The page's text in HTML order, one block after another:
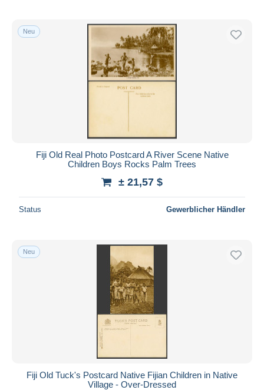
Neu
Fiji Old Real Photo Postcard A River Scene Native
Children Boys Rocks Palm Trees
± 21,57 $
Status Gewerblicher Händler
Neu
Fiji Old Tuck's Postcard Native Fijian Children in Native
Village - Over-Dressed